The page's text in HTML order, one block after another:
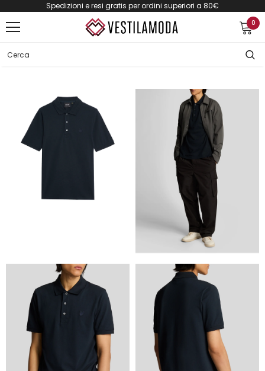
Spedizioni e resi gratis per ordini superiori a 80€
0